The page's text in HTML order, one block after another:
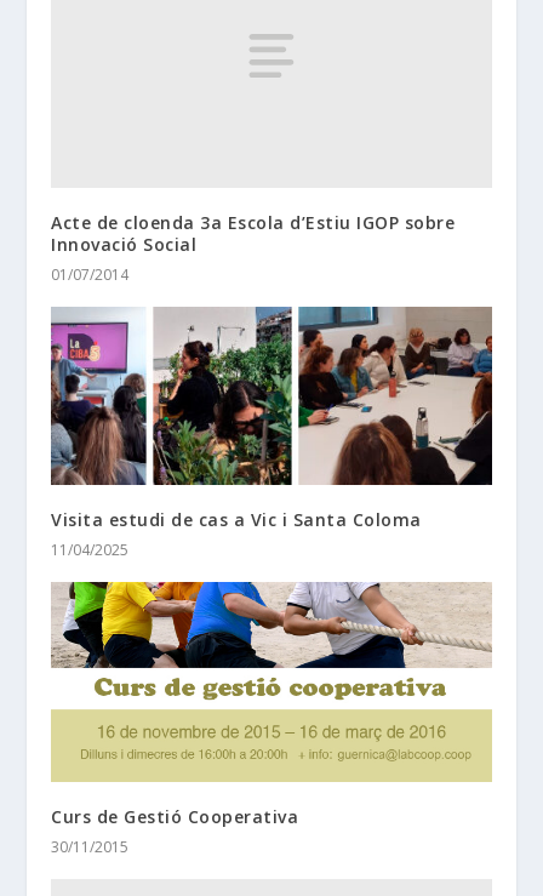
Acte de cloenda 3a Escola d’Estiu IGOP sobre
Innovació Social
01/07/2014
Visita estudi de cas a Vic i Santa Coloma
11/04/2025
Curs de Gestió Cooperativa
30/11/2015